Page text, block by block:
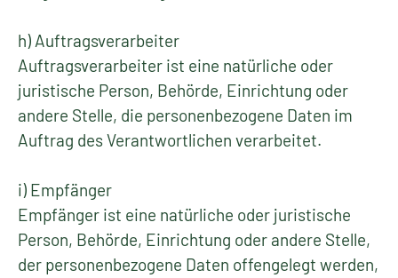
h) Auftragsverarbeiter
Auftragsverarbeiter ist eine natürliche oder
juristische Person, Behörde, Einrichtung oder
andere Stelle, die personenbezogene Daten im
Auftrag des Verantwortlichen verarbeitet.
i) Empfänger
Empfänger ist eine natürliche oder juristische
Person, Behörde, Einrichtung oder andere Stelle,
der personenbezogene Daten offengelegt werden,